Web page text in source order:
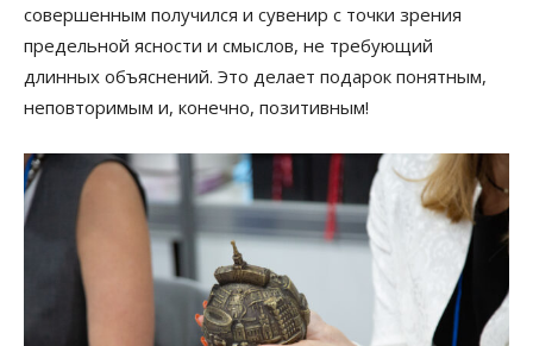
совершенным получился и сувенир с точки зрения
предельной ясности и смыслов, не требующий
длинных объяснений. Это делает подарок понятным,
неповторимым и, конечно, позитивным!